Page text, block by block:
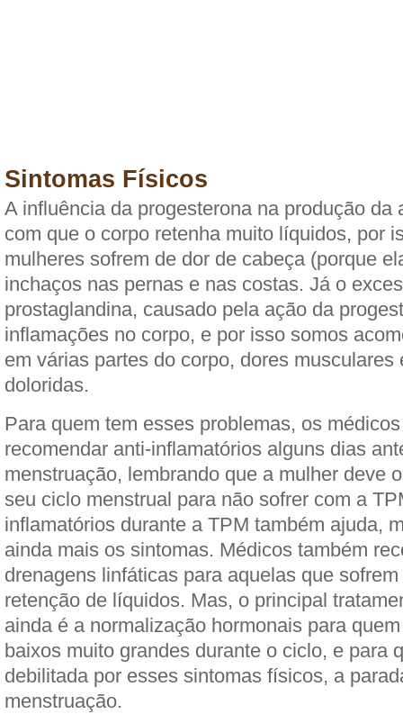
Sintomas Físicos
A influência da progesterona na produção da
com que o corpo retenha muito líquidos, por
mulheres sofrem de dor de cabeça (porque
inchaços nas pernas e nas costas. Já o
prostaglandina, causado pela ação da
inflamações no corpo, e por isso somos
em várias partes do corpo, dores musculares
doloridas.
Para quem tem esses problemas, os
recomendar anti-inflamatórios alguns dias
menstruação, lembrando que a mulher deve
seu ciclo menstrual para não sofrer com a
inflamatórios durante a TPM também ajuda,
ainda mais os sintomas. Médicos também
drenagens linfáticas para aquelas que
retenção de líquidos. Mas, o principal
ainda é a normalização hormonais para
baixos muito grandes durante o ciclo, e para
debilitada por esses sintomas físicos, a
menstruação.